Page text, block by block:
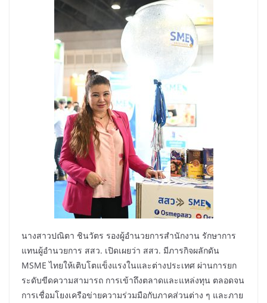
นางสาวปณิตา ชินวัตร รองผู้อำนวยการสำนักงาน รักษาการ
แทนผู้อำนวยการ สสว. เปิดเผยว่า สสว. มีภารกิจผลักดัน
MSME ไทยให้เติบโตแข็งแรงในและต่างประเทศ ผ่านการยก
ระดับขีดความสามารถ การเข้าถึงตลาดและแหล่งทุน ตลอดจน
การเชื่อมโยงเครือข่ายความร่วมมือกับภาคส่วนต่าง ๆ และภาย